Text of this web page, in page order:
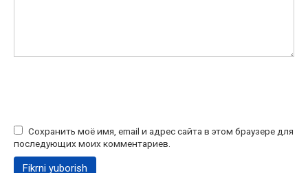
Сохранить моё имя, email и адрес сайта в этом браузере для
последующих моих комментариев.